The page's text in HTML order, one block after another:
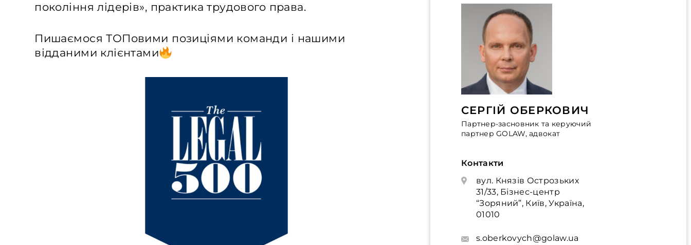
покоління лідерів», практика трудового права.
Пишаємося ТОПовими позиціями команди і нашими
відданими клієнтами
СЕРГІЙ ОБЕРКОВИЧ
Партнер-засновник та керуючий
партнер GOLAW, адвокат
Контакти
вул. Князів Острозьких
31/33, Бізнес-центр
“Зоряний”, Київ, Україна,
01010
s.oberkovych@golaw.ua